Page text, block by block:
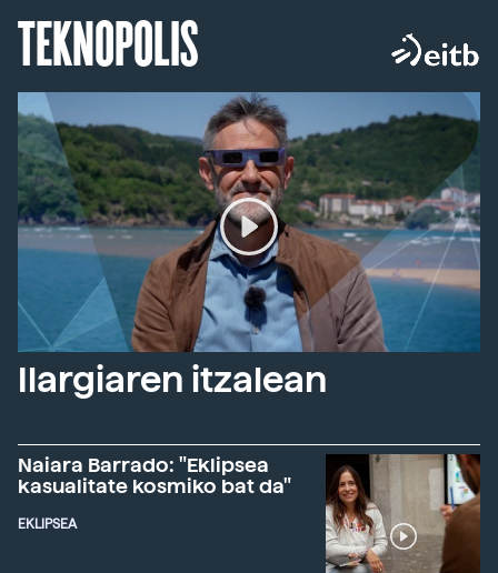
TEKNOPOLIS
Ilargiaren itzalean
Naiara Barrado: "Eklipsea
kasualitate kosmiko bat da"
EKLIPSEA